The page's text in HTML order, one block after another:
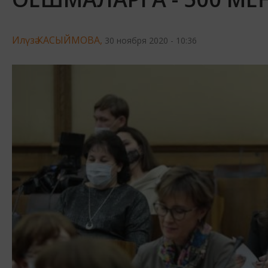
Илүзә КАСЫЙМОВА, 30 ноября 2020 - 10:36